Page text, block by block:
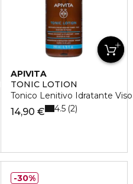
APIVITA
TONIC LOTION
Tonico Lenitivo Idratante Viso
14,90 € 4.5 2
30%